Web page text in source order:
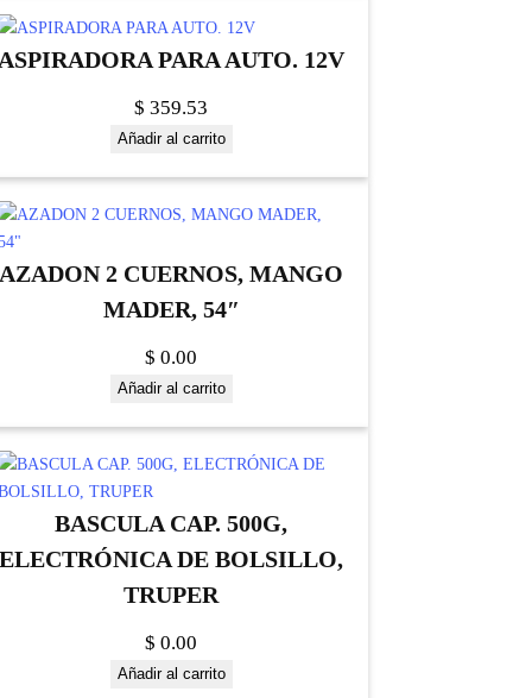
PARA AUTO. 12V
$ 359.53
Añadir al carrito
AZADON 2 CUERNOS, MANGO
MADER, 54″
$ 0.00
Añadir al carrito
BASCULA CAP. 500G,
ELECTRÓNICA DE BOLSILLO,
TRUPER
$ 0.00
Añadir al carrito